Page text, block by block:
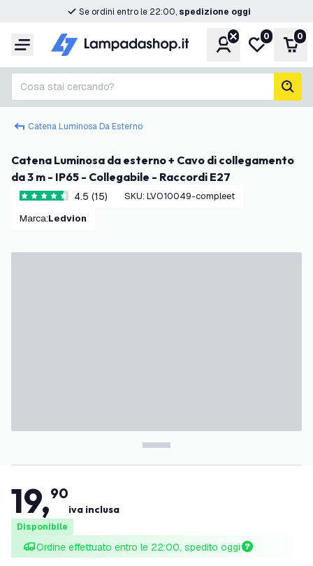
Se ordini entro le 22:00, spedizione oggi
Menu Account
Lista
0 0
Cosa stai cercando?
Catena Luminosa Da Esterno
Catena Luminosa da esterno + Cavo di collegamento
da 3 m - IP65 - Collegabile - Raccordi E27
4.5 stelle di valutazione
4.5 (15) SKU: LVO10049-compleet
Marca: Ledvion
19,90
iva inclusa
Disponibile
Ordine effettuato entro le 22:00, spedito oggi